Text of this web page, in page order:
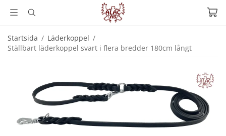
Startsida / Läderkoppel /
Ställbart läderkoppel svart i flera bredder 180cm långt